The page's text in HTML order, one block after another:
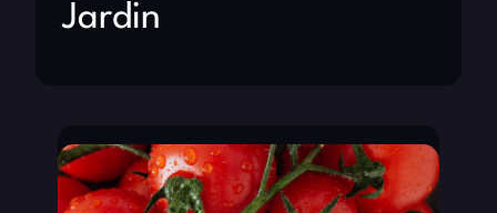
Jardin